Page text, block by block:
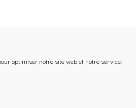
optimiser notre site web et notre service.